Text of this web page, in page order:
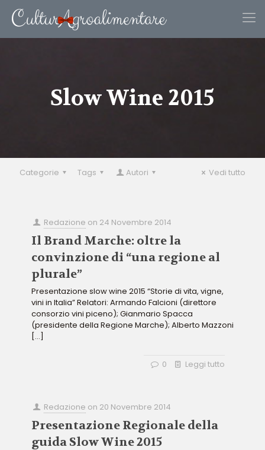
Slow Wine 2015
Categorie Tags Autori Vedi tutto
Redazione on 24 Novembre 2014
Il Brand Marche: oltre la
convinzione di “una regione al
plurale”
Presentazione slow wine 2015 “Storie di vita, vigne,
vini in Italia” Relatori: Armando Falcioni (direttore
consorzio vini piceno); Gianmario Spacca
(presidente della Regione Marche); Alberto Mazzoni
[…]
0 Leggi tutto
Redazione on 20 Novembre 2014
Presentazione Regionale della
guida Slow Wine 2015